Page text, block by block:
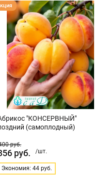
"КОНСЕРВНЫЙ"
(самоплодный)
руб.
руб. /шт.
Экономия: 44 руб.